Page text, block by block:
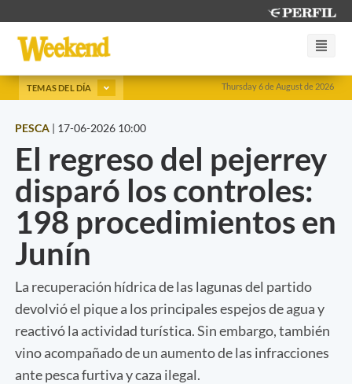
Thursday 6 de August de 2026
TEMAS DEL DÍA
PESCA | 17-06-2026 10:00
El regreso del pejerrey
disparó los controles:
198 procedimientos en
Junín
La recuperación hídrica de las lagunas del partido
devolvió el pique a los principales espejos de agua y
reactivó la actividad turística. Sin embargo, también
vino acompañado de un aumento de las infracciones
ante pesca furtiva y caza ilegal.